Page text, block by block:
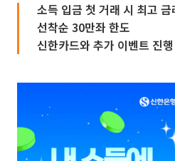
소득 입금 첫 거래 시 최고
선착순 30만좌 한도
신한카드와 추가 이벤트 진행